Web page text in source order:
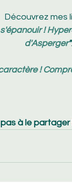
Découvrez mes
!
d'Asperger".
!
à le partager